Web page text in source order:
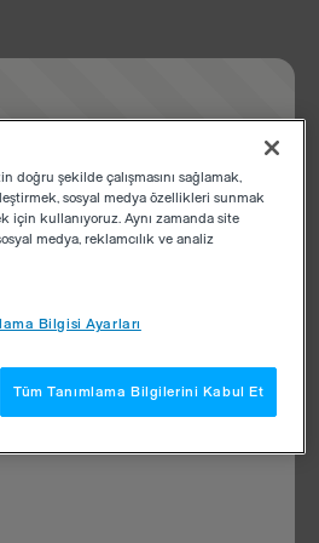
doğru şekilde çalışmasını sağlamak,
sosyal medya özellikleri sunmak
için kullanıyoruz. Aynı zamanda site
medya, reklamcılık ve analiz
Bilgisi Ayarları
Tüm Tanımlama Bilgilerini Kabul Et